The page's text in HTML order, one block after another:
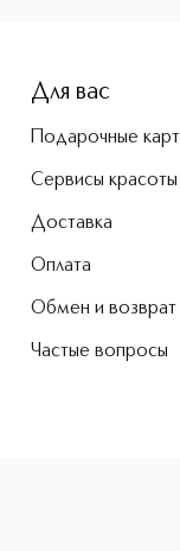
Для вас
Подарочные
Сервисы красоты
Доставка
Оплата
Обмен и возврат
Частые вопросы